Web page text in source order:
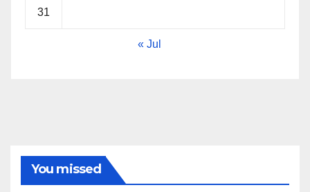
31
« Jul
You missed